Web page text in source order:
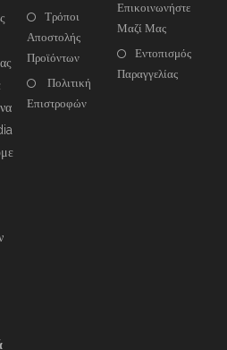
Τρόποι
Αποστολής
Προϊόντων
Πολιτική
Επιστροφών
Επικοινωνήστε
Μαζί Μας
Εντοπισμός
Παραγγελίας